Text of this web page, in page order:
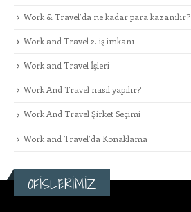
Work & Travel’da ne kadar para kazanılır?
Work and Travel 2. iş imkanı
Work and Travel İşleri
Work And Travel nasıl yapılır?
Work And Travel Şirket Seçimi
Work and Travel’da Konaklama
OFİSLERİMİZ